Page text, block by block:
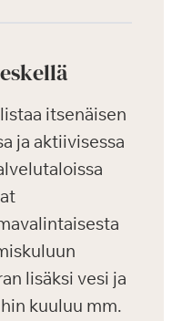
itsenäisen
ja aktiivisessa
lisäksi vesi ja
kuuluu mm.